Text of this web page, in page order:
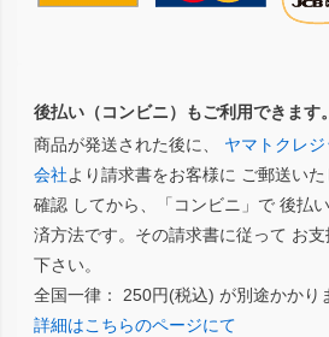
後払い（コンビニ）もご利用できます。
商品が発送された後に、 ヤマトクレ
会社より請求書をお客様に ご郵送い
確認 してから、「コンビニ」で 後払
済方法です。その請求書に従って お
下さい。
全国一律： 250円(税込) が別途かかり
詳細はこちらのページにて